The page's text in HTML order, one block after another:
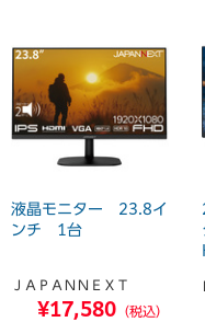
液晶モニター 23.8イ
ンチ 1台
ＪＡＰＡＮＮＥＸＴ
¥17,580 （税込）